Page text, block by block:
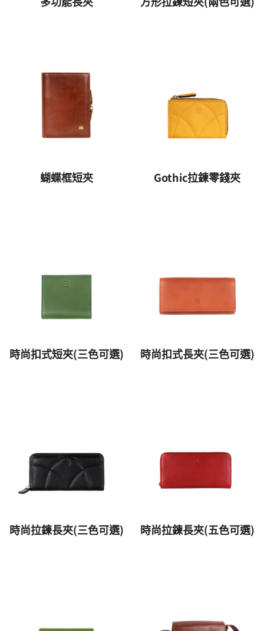
蝴蝶框短夾 Gothic拉鍊零錢夾
時尚扣式短夾(三色可選) 時尚扣式長夾(三色可選)
時尚拉鍊長夾(三色可選) 時尚拉鍊長夾(五色可選)